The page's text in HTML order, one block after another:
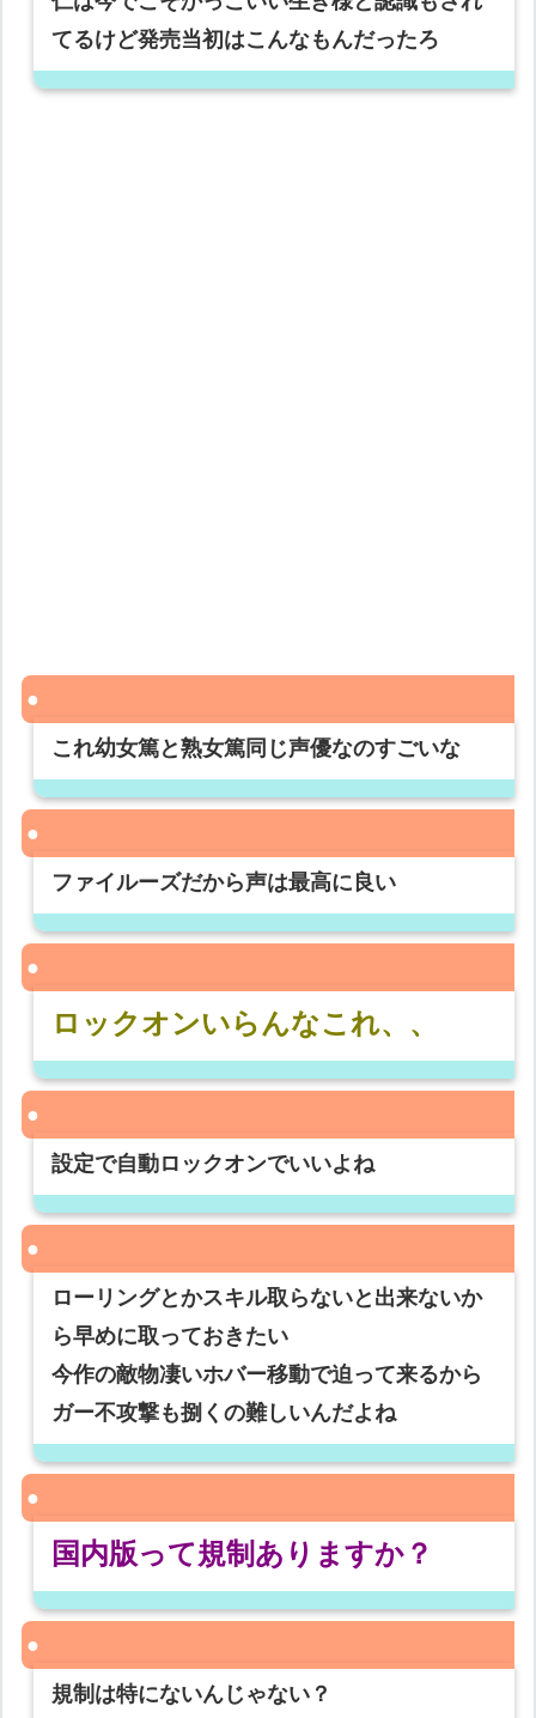
てるけど発売当初はこんなもんだったろ
これ幼女篤と熟女篤同じ声優なのすごいな
ファイルーズだから声は最高に良い
ロックオンいらんなこれ、、
設定で自動ロックオンでいいよね
ローリングとかスキル取らないと出来ないか
ら早めに取っておきたい
今作の敵物凄いホバー移動で迫って来るから
ガー不攻撃も捌くの難しいんだよね
国内版って規制ありますか？
規制は特にないんじゃない？